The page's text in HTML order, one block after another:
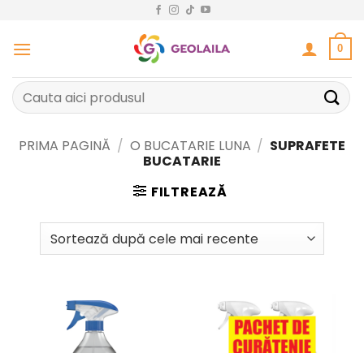
conținut
0
Caută
după:
PRIMA PAGINĂ / O BUCATARIE LUNA / SUPRAFETE
BUCATARIE
FILTREAZĂ